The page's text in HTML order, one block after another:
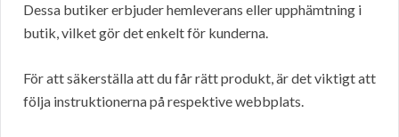
Dessa butiker erbjuder hemleverans eller upphämtning i
butik, vilket gör det enkelt för kunderna.
För att säkerställa att du får rätt produkt, är det viktigt att
följa instruktionerna på respektive webbplats.